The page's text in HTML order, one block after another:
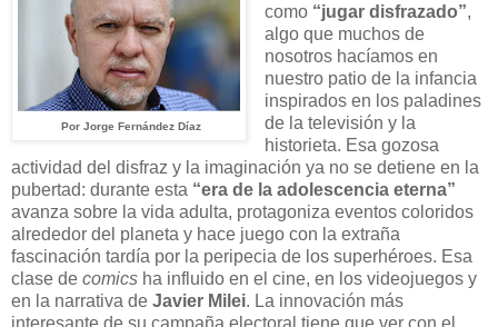
Por Jorge Fernández Díaz
como “jugar disfrazado”,
algo que muchos de
nosotros hacíamos en
nuestro patio de la infancia
inspirados en los paladines
de la televisión y la
historieta. Esa gozosa
actividad del disfraz y la imaginación ya no se detiene en la
pubertad: durante esta “era de la adolescencia eterna”
avanza sobre la vida adulta, protagoniza eventos coloridos
alrededor del planeta y hace juego con la extraña
fascinación tardía por la peripecia de los superhéroes. Esa
clase de comics ha influido en el cine, en los videojuegos y
en la narrativa de Javier Milei. La innovación más
interesante de su campaña electoral tiene que ver con el